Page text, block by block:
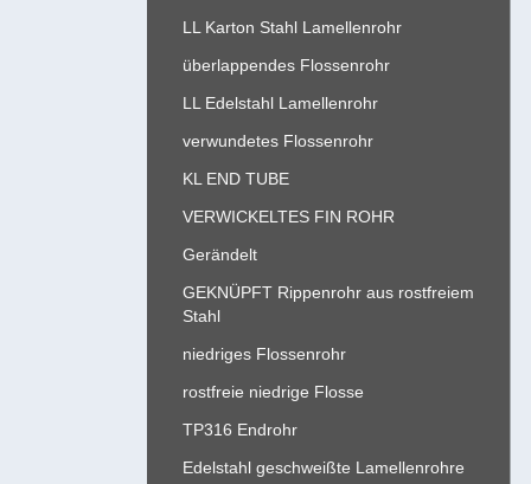
LL Karton Stahl Lamellenrohr
überlappendes Flossenrohr
LL Edelstahl Lamellenrohr
verwundetes Flossenrohr
KL END TUBE
VERWICKELTES FIN ROHR
Gerändelt
GEKNÜPFT Rippenrohr aus rostfreiem
Stahl
niedriges Flossenrohr
rostfreie niedrige Flosse
TP316 Endrohr
Edelstahl geschweißte Lamellenrohre